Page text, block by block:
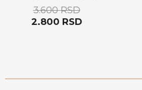
3.600RSD
2.800 RSD